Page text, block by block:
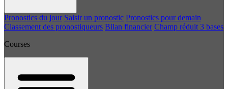
Pronostics du jour Saisir un pronostic Pronostics pour demain
Classement des pronostiqueurs Bilan financier Champ réduit 3 bases
Courses